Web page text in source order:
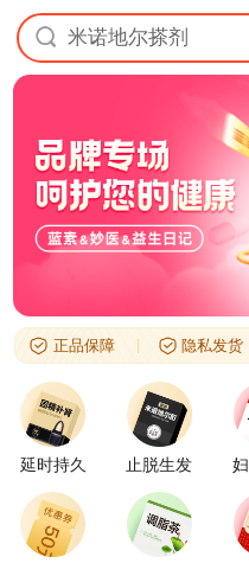
米诺地尔搽剂
正品保障 隐私发货
延时持久 止脱生发